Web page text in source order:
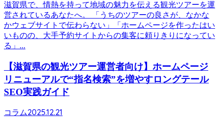
滋賀県で、情熱を持って地域の魅力を伝える観光ツアーを運
営されているあなたへ。 「うちのツアーの良さが、なかな
かウェブサイトで伝わらない」「ホームページを作ったはい
いものの、大手予約サイトからの集客に頼りきりになってい
る」...
【滋賀県の観光ツアー運営者向け】ホームページ
リニューアルで“指名検索”を増やすロングテール
SEO実践ガイド
コラム2025.12.21